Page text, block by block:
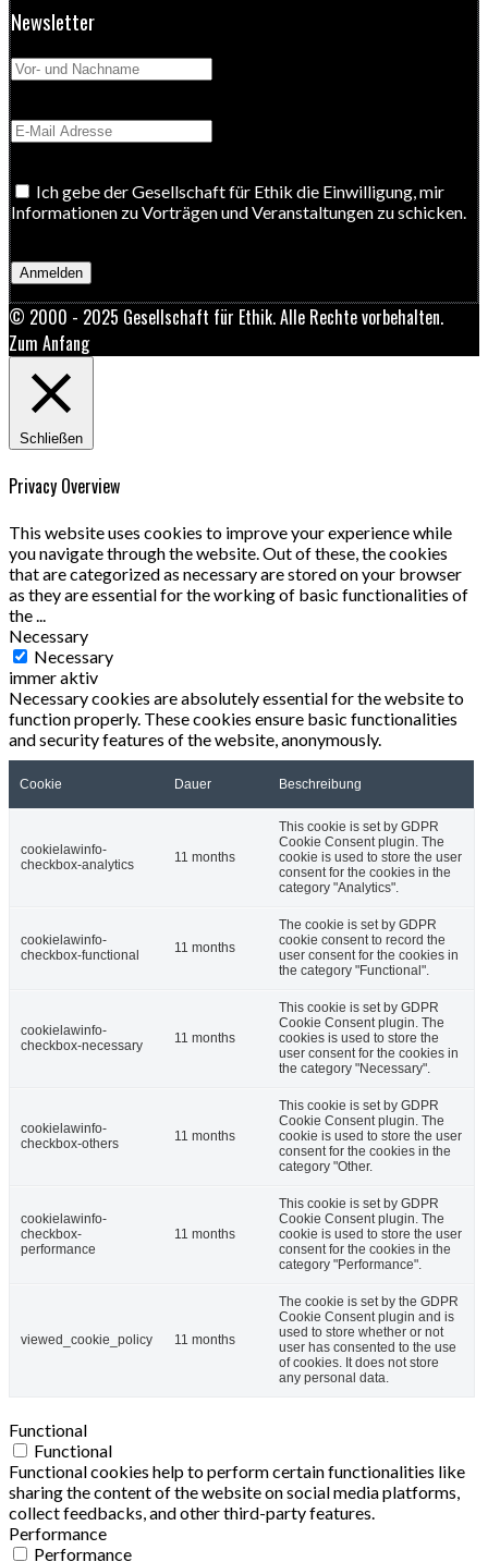
Newsletter
Ich gebe der Gesellschaft für Ethik die Einwilligung, mir
Informationen zu Vorträgen und Veranstaltungen zu schicken.
© 2000 - 2025 Gesellschaft für Ethik. Alle Rechte vorbehalten.
Zum Anfang
Schließen
Privacy Overview
This website uses cookies to improve your experience while
you navigate through the website. Out of these, the cookies
that are categorized as necessary are stored on your browser
as they are essential for the working of basic functionalities of
the...
Necessary
Necessary
immer aktiv
Necessary cookies are absolutely essential for the website to
function properly. These cookies ensure basic functionalities
and security features of the website, anonymously.
Cookie Dauer Beschreibung
cookielawinfo-
checkbox-analytics
11 months
This cookie is set by GDPR
Cookie Consent plugin. The
cookie is used to store the user
consent for the cookies in the
category "Analytics".
cookielawinfo-
checkbox-functional
11 months
The cookie is set by GDPR
cookie consent to record the
user consent for the cookies in
the category "Functional".
cookielawinfo-
checkbox-necessary
11 months
This cookie is set by GDPR
Cookie Consent plugin. The
cookies is used to store the
user consent for the cookies in
the category "Necessary".
cookielawinfo-
checkbox-others
11 months
This cookie is set by GDPR
Cookie Consent plugin. The
cookie is used to store the user
consent for the cookies in the
category "Other.
cookielawinfo-
checkbox-
performance
11 months
This cookie is set by GDPR
Cookie Consent plugin. The
cookie is used to store the user
consent for the cookies in the
category "Performance".
viewed_cookie_policy 11 months
The cookie is set by the GDPR
Cookie Consent plugin and is
used to store whether or not
user has consented to the use
of cookies. It does not store
any personal data.
Functional
Functional
Functional cookies help to perform certain functionalities like
sharing the content of the website on social media platforms,
collect feedbacks, and other third-party features.
Performance
Performance